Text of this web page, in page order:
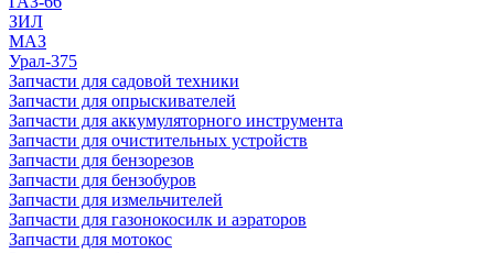
ЗИЛ
МАЗ
Урал-375
Запчасти для садовой техники
Запчасти для опрыскивателей
Запчасти для аккумуляторного инструмента
Запчасти для очистительных устройств
Запчасти для бензорезов
Запчасти для бензобуров
Запчасти для измельчителей
Запчасти для газонокосилк и аэраторов
Запчасти для мотокос